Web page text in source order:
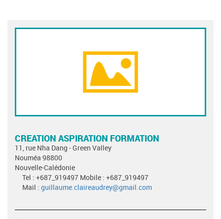
CREATION ASPIRATION FORMATION
11, rue Nha Dang - Green Valley
Nouméa 98800
Nouvelle-Calédonie
Tel : +687_919497 Mobile : +687_919497
Mail : guillaume.claireaudrey@gmail.com